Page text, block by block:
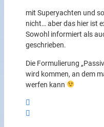
mit Superyachten und
nicht… aber das hier ist
Sowohl informiert als
geschrieben.
Die Formulierung
wird kommen, an dem
werfen kann